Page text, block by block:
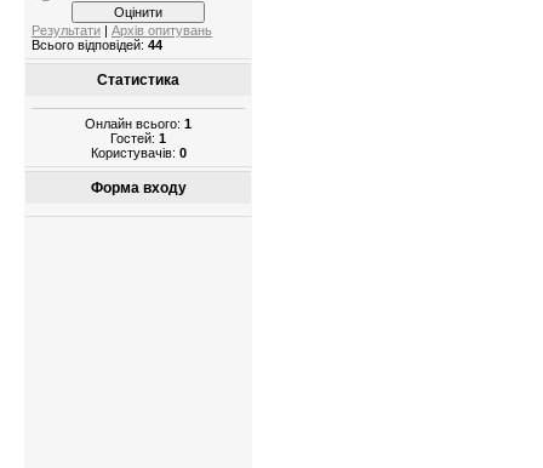
Результати | Архів опитувань
Всього відповідей: 44
Статистика
Онлайн всього: 1
Гостей: 1
Користувачів: 0
Форма входу